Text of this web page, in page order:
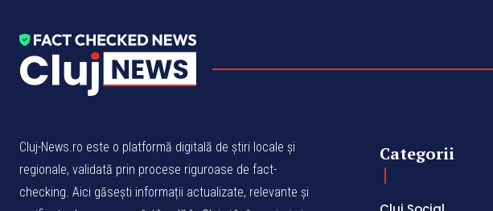
Cluj-News.ro este o platformă digitală de știri locale și
regionale, validată prin procese riguroase de fact-
checking. Aici găsești informații actualizate, relevante și
Categorii